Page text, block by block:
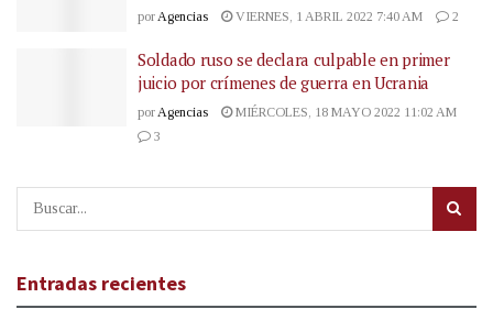
porAgencias VIERNES, 1 ABRIL 2022 7:40 AM 2
Soldado ruso se declara culpable en primer
juicio por crímenes de guerra en Ucrania
por Agencias
MIÉRCOLES, 18 MAYO 2022 11:02 AM
3
Entradas recientes